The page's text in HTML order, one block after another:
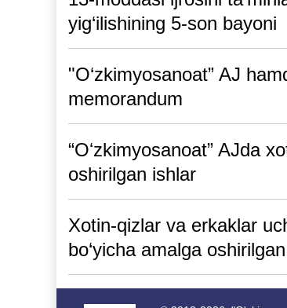
yig‘ilishining 5-son bayoni
"O‘zkimyosanoat” AJ
memorandum
“Oʻzkimyosanoat” AJda
oshirilgan ishlar
Xotin-qizlar va erkaklar
bo‘yicha amalga